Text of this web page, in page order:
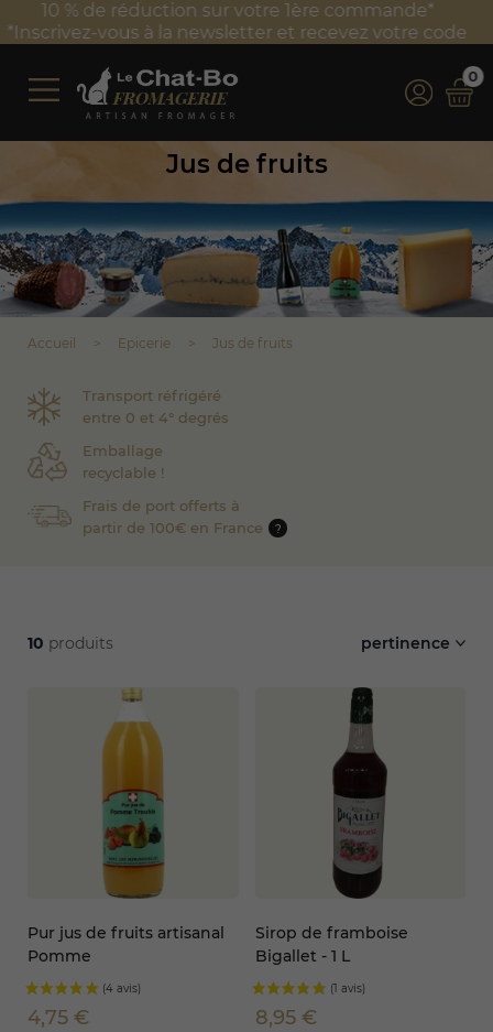
Frais de port offerts à partir de 100 € TTC d'achat*
*Valable uniquement en France métropolitaine
0
Jus de fruits
Accueil Epicerie Jus de fruits
Transport réfrigéré
entre 0 et 4° degrés
Emballage
recyclable !
Frais de port offerts à
partir de 100€ en France
?
10 produits pertinence
Pur jus de fruits artisanal
Pomme
4,75 €
Sirop de framboise
Bigallet - 1 L
8,95 €